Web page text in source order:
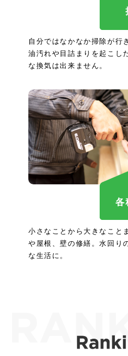
自分ではなかなか掃除が行
油汚れや目詰まりを起こし
な換気は出来ません。
各
小さなことから大きなこと
や屋根、壁の修繕。水回り
な生活に。